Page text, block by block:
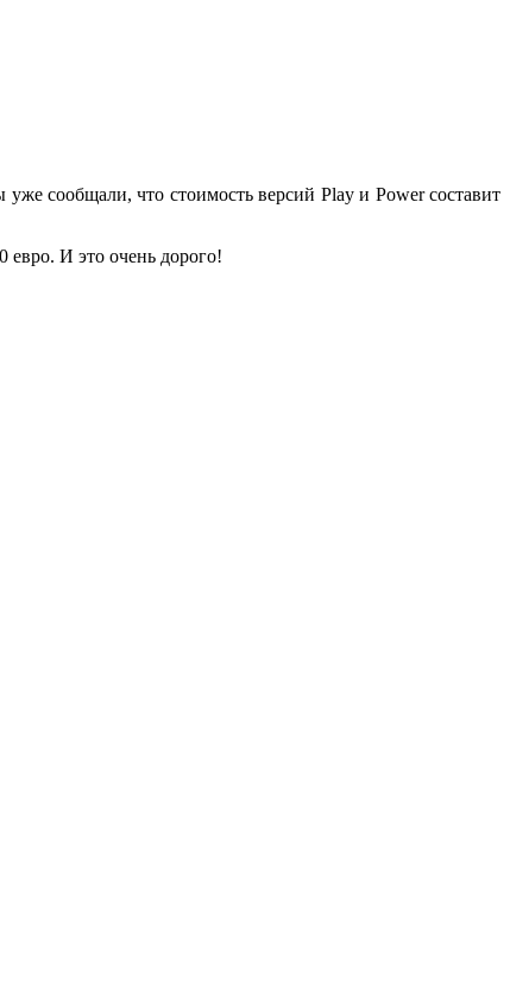
сообщали, что стоимость версий Play и Power составит
евро. И это очень дорого!